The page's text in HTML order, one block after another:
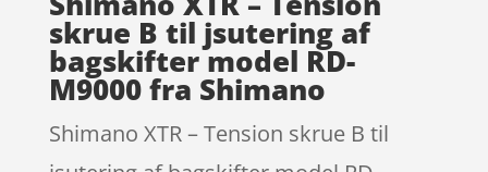
skrue B til jsutering af
bagskifter model RD-
M9000 fra Shimano
Shimano XTR – Tension skrue B til